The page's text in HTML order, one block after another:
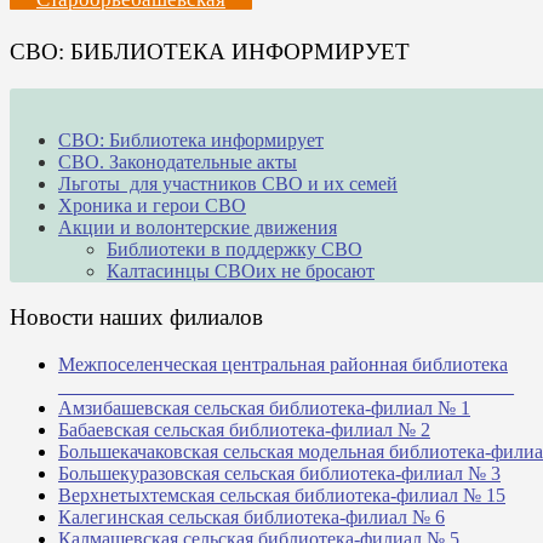
СВО: БИБЛИОТЕКА ИНФОРМИРУЕТ
СВО: Библиотека информирует
СВО. Законодательные акты
Льготы для участников СВО и их семей
Хроника и герои СВО
Акции и волонтерские движения
Библиотеки в поддержку СВО
Калтасинцы СВОих не бросают
Новости наших филиалов
Межпоселенческая центральная районная библиотека
Амзибашевская сельская библиотека-филиал № 1
Бабаевская сельская библиотека-филиал № 2
Большекачаковская сельская модельная библиотека-
Большекуразовская сельская библиотека-филиал № 3
Верхнетыхтемская сельская библиотека-филиал № 15
Калегинская сельская библиотека-филиал № 6